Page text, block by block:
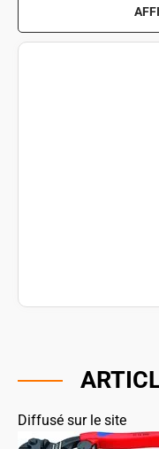
Diffusé sur le site